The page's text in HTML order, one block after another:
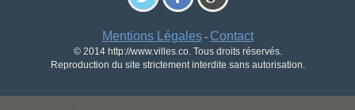
Mentions Légales- Contact
© 2014 http://www.villes.co. Tous droits réservés.
Reproduction du site strictement interdite sans autorisation.